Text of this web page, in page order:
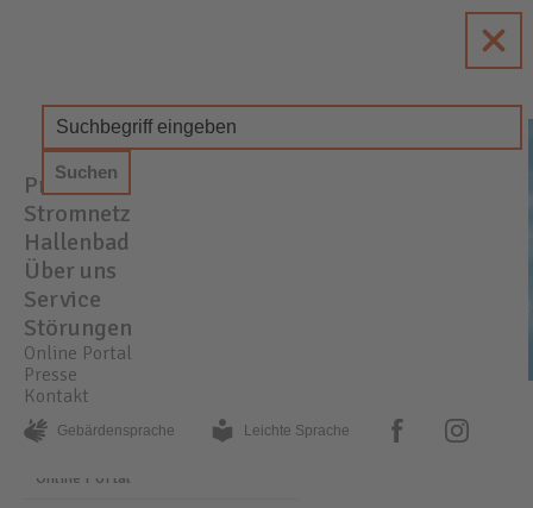
enewa
Online Portal
Presse
Kontakt
Gebärden­sprache Leichte Sprache facebook instagram
Produkte
Stromnetz
Hallenbad
Über uns
Service
Störungen
Online Portal